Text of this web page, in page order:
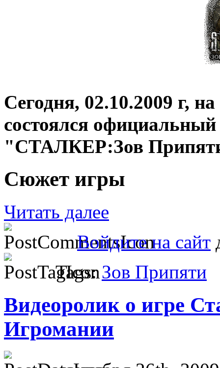
Сегодня, 02.10.2009 г,
состоялся официальный
"СТАЛКЕР:Зов
Сюжет игры
Читать далее
Войдите на сайт
Tags:Зов Припяти
Видеоролик о игре
Игромании